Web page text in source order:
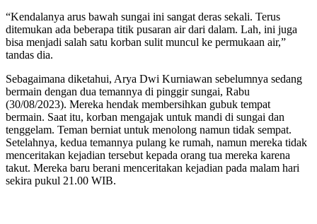
“Kendalanya arus bawah sungai ini sangat deras sekali. Terus
ditemukan ada beberapa titik pusaran air dari dalam. Lah, ini juga
bisa menjadi salah satu korban sulit muncul ke permukaan air,”
tandas dia.
Sebagaimana diketahui, Arya Dwi Kurniawan sebelumnya sedang
bermain dengan dua temannya di pinggir sungai, Rabu
(30/08/2023). Mereka hendak membersihkan gubuk tempat
bermain. Saat itu, korban mengajak untuk mandi di sungai dan
tenggelam. Teman berniat untuk menolong namun tidak sempat.
Setelahnya, kedua temannya pulang ke rumah, namun mereka tidak
menceritakan kejadian tersebut kepada orang tua mereka karena
takut. Mereka baru berani menceritakan kejadian pada malam hari
sekira pukul 21.00 WIB.